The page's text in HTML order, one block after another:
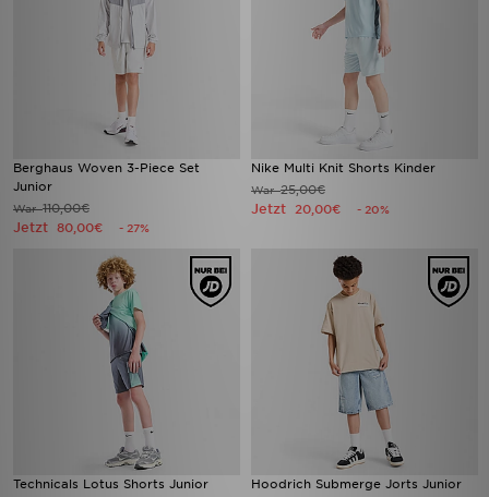
Berghaus Woven 3-Piece Set
Junior
War110,00€
Jetzt 80,00€ - 27%
Nike Multi Knit Shorts Kinder
War25,00€
Jetzt 20,00€ - 20%
Technicals Lotus Shorts Junior Hoodrich Submerge Jorts Junior